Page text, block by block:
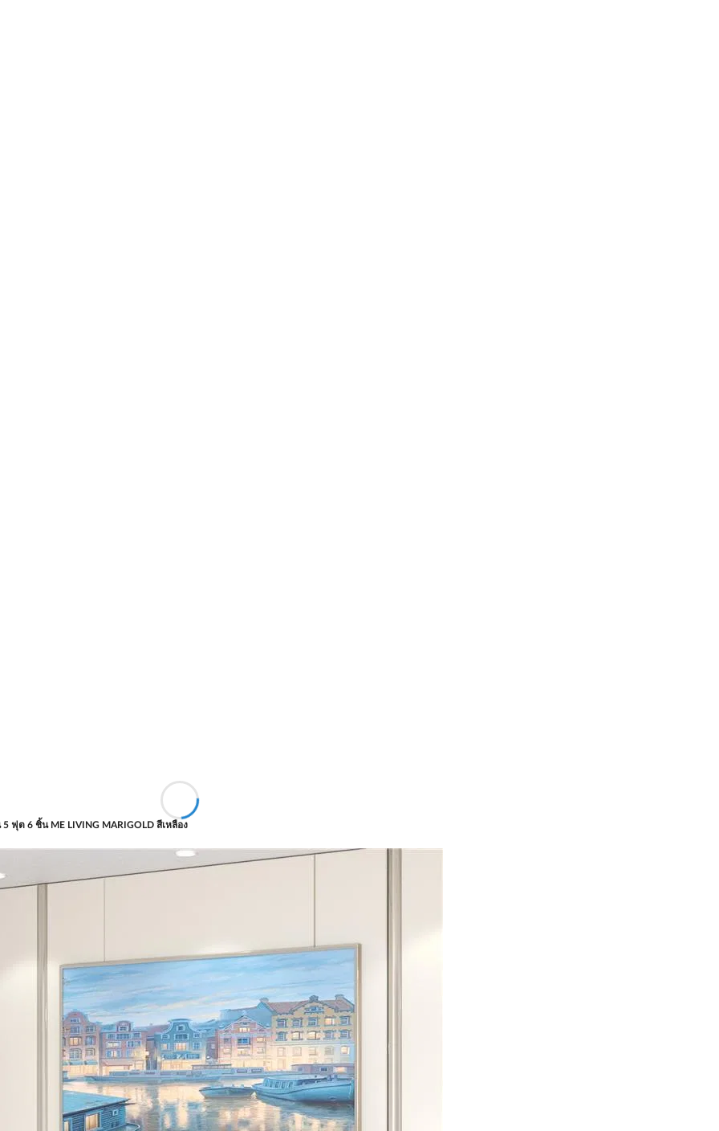
ฟุต 6 ชิ้น ME LIVING MARIGOLD สีเหลือง